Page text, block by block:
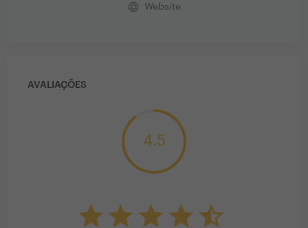
language Website
AVALIAÇÕES
4.5